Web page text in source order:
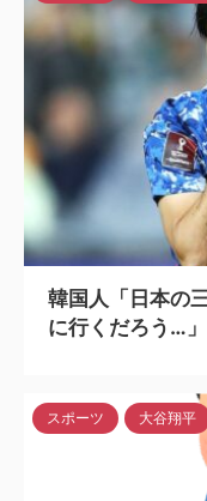
韓国人「日本の
に行くだろう…」
スポーツ 大谷翔平